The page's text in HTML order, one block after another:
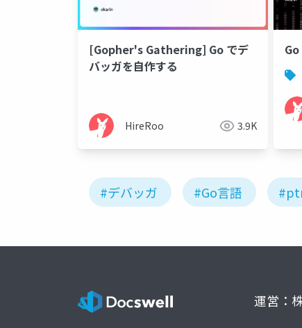
[Gopher's Gathering] Go でデ
バッガを自作する
HireRoo 3.9K
#デバッガ #Go言語
運営：